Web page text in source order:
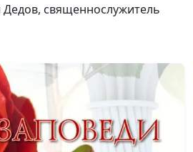
Алексей Дедов,
священнослужитель
#244
Алексей Дедов,
священнослужитель
Дедов, священнослужитель